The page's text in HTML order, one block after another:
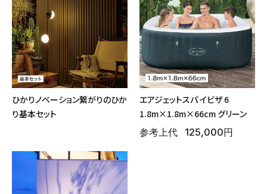
ひかりノベーション繋がりのひか
り基本セット
エアジェットスパ イビザ 6
1.8m×1.8m×66cm グリーン
参考上代
125,000円